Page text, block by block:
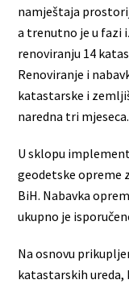
namještaja
a trenutno je u fazi
renoviranju 14
Renoviranje i
katastarske i
naredna tri mjeseca.
U sklopu
geodetske opreme
BiH. Nabavka
ukupno je
Na osnovu
katastarskih ureda,